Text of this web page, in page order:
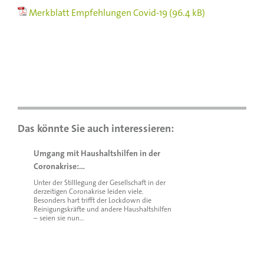
Merkblatt Empfehlungen Covid-19
Umgang mit Haushaltshilfen in der
Coronakrise:…
Unter der Stilllegung der Gesellschaft in der
derzeitigen Coronakrise leiden viele.
Besonders hart trifft der Lockdown die
Reinigungskräfte und andere Haushaltshilfen
– seien sie nun…